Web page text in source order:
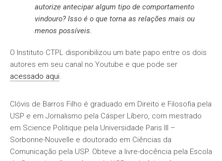
autorize antecipar algum tipo de comportamento
vindouro? Isso é o que torna as relações mais ou
menos possíveis.
O Instituto CTPL disponibilizou um bate papo entre os dois
autores em seu canal no Youtube e que pode ser
acessado aqui.
Clóvis de Barros Filho é graduado em Direito e Filosofia pela
USP e em Jornalismo pela Cásper Líbero, com mestrado
em Science Politique pela Universidade Paris III –
Sorbonne-Nouvelle e doutorado em Ciências da
Comunicação pela USP. Obteve a livre-docência pela Escola